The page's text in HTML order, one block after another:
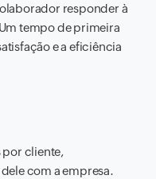
responder à
tempo de primeira
e a eficiência
por cliente,
com a empresa.